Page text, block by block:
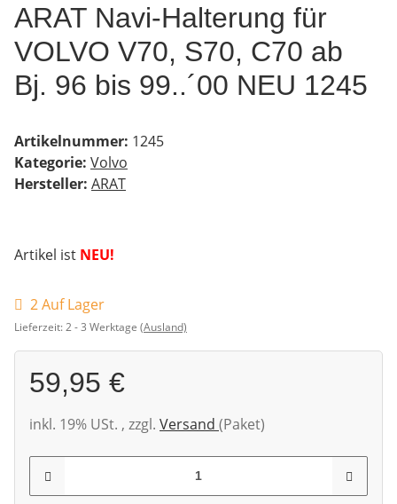
ARAT Navi-Halterung für
VOLVO V70, S70, C70 ab
Bj. 96 bis 99..´00 NEU 1245
Artikelnummer: 1245
Kategorie: Volvo
Hersteller: ARAT
Artikel ist NEU!
2 Auf Lager
Lieferzeit:2 - 3 Werktage (Ausland)
59,95 €
inkl. 19% USt. , zzgl. Versand (Paket)